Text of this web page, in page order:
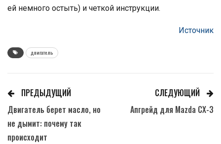
ей немного остыть) и четкой инструкции.
Источник
двигатель
ПРЕДЫДУЩИЙ
Двигатель берет масло, но
не дымит: почему так
происходит
СЛЕДУЮЩИЙ
Апгрейд для Mazda CX-3